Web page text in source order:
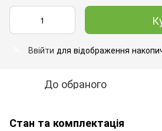
Ввійти для відображення
До обраного
Стан та комплектація